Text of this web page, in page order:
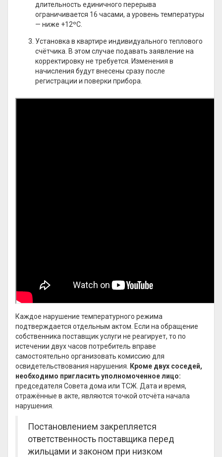
длительность единичного перерыва
ограничивается 16 часами, а уровень температуры
— ниже +12ºС.
Установка в квартире индивидуального теплового
счётчика. В этом случае подавать заявление на
корректировку не требуется. Изменения в
начисления будут внесены сразу после
регистрации и поверки прибора.
Каждое нарушение температурного режима
подтверждается отдельным актом. Если на обращение
собственника поставщик услуги не реагирует, то по
истечении двух часов потребитель вправе
самостоятельно организовать комиссию для
освидетельствования нарушения.
Кроме двух соседей,
необходимо пригласить уполномоченное лицо:
председателя Совета дома или ТСЖ. Дата и время,
отражённые в акте, являются точкой отсчёта начала
нарушения.
Постановлением закрепляется
ответственность поставщика перед
жильцами и законом при низком